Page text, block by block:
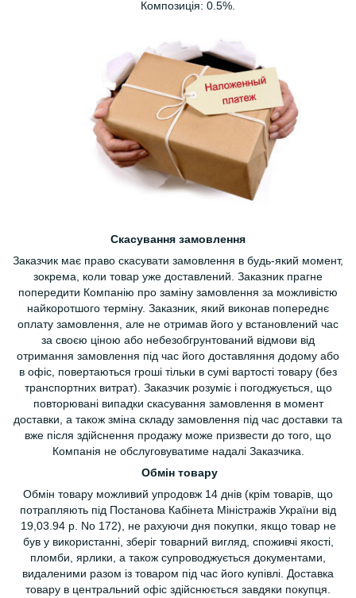
Композиція: 0.5%.
Скасування замовлення
Заказчик має право скасувати замовлення в будь-який момент,
зокрема, коли товар уже доставлений. Заказник прагне
попередити Компанію про заміну замовлення за можливістю
найкоротшого терміну. Заказник, який виконав попереднє
оплату замовлення, але не отримав його у встановлений час
за своєю ціною або небезобгрунтований відмови від
отримання замовлення під час його доставляння додому або
в офіс, повертаються гроші тільки в сумі вартості товару (без
транспортних витрат). Заказчик розуміє і погоджується, що
повторювані випадки скасування замовлення в момент
доставки, а також зміна складу замовлення під час доставки та
вже після здійснення продажу може призвести до того, що
Компанія не обслуговуватиме надалі Заказчика.
Обмін товару
Обмін товару можливий упродовж 14 днів (крім товарів, що
потрапляють під Постанова Кабінета Міністражів України від
19,03.94 р. No 172), не рахуючи дня покупки, якщо товар не
був у використанні, зберіг товарний вигляд, споживчі якості,
пломби, ярлики, а також супроводжується документами,
видаленими разом із товаром під час його купівлі. Доставка
товару в центральний офіс здійснюється завдяки покупця.